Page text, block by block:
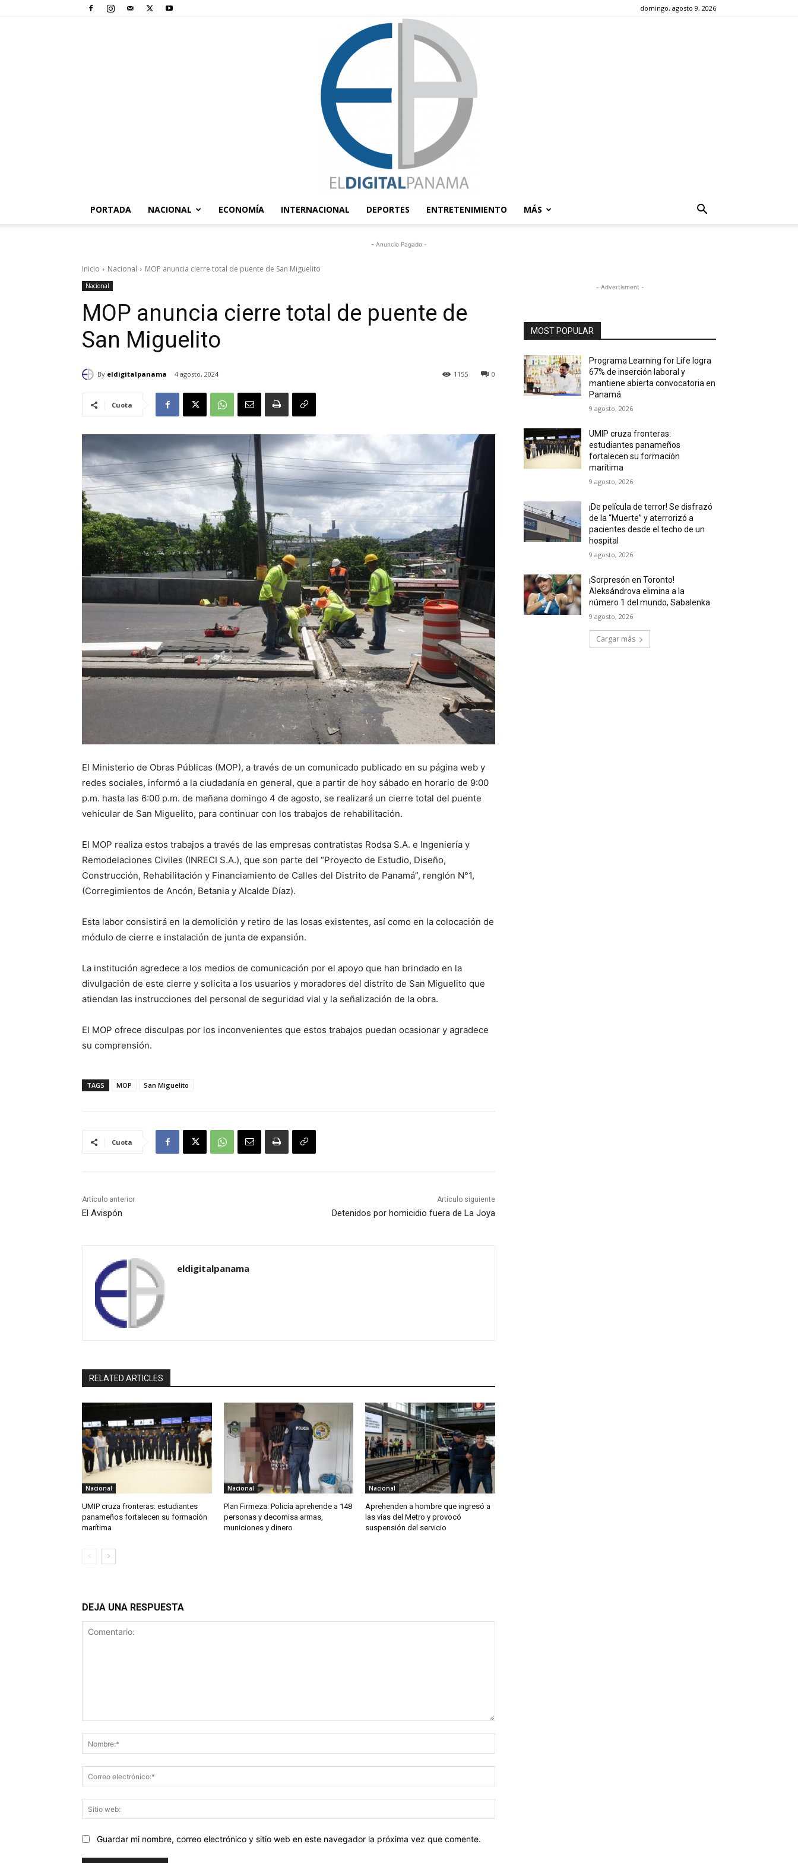
domingo, agosto 9, 2026
Digital
PORTADA NACIONAL ECONOMÍA INTERNACIONAL DEPORTES ENTRETENIMIENTO MÁS
- Anuncio Pagado -
Inicio Nacional MOP anuncia cierre total de puente de San Miguelito
Nacional
MOP anuncia cierre total de puente de
San Miguelito
By eldigitalpanama 4 agosto, 2024 0
1155
Cuota
El Ministerio de Obras Públicas (MOP), a través de un comunicado publicado en su página web y
redes sociales, informó a la ciudadanía en general, que a partir de hoy sábado en horario de 9:00
p.m. hasta las 6:00 p.m. de mañana domingo 4 de agosto, se realizará un cierre total del puente
vehicular de San Miguelito, para continuar con los trabajos de rehabilitación.
El MOP realiza estos trabajos a través de las empresas contratistas Rodsa S.A. e Ingeniería y
Remodelaciones Civiles (INRECI S.A.), que son parte del “Proyecto de Estudio, Diseño,
Construcción, Rehabilitación y Financiamiento de Calles del Distrito de Panamá”, renglón N°1,
(Corregimientos de Ancón, Betania y Alcalde Díaz).
Esta labor consistirá en la demolición y retiro de las losas existentes, así como en la colocación de
módulo de cierre e instalación de junta de expansión.
La institución agredece a los medios de comunicación por el apoyo que han brindado en la
divulgación de este cierre y solicita a los usuarios y moradores del distrito de San Miguelito que
atiendan las instrucciones del personal de seguridad vial y la señalización de la obra.
El MOP ofrece disculpas por los inconvenientes que estos trabajos puedan ocasionar y agradece
su comprensión.
TAGS MOP San Miguelito
Cuota
Artículo anterior
El Avispón
Artículo siguiente
Detenidos por homicidio fuera de La Joya
eldigitalpanama
RELATED ARTICLES
Nacional
UMIP cruza fronteras: estudiantes
panameños fortalecen su formación
marítima
Nacional
Plan Firmeza: Policía aprehende a 148
personas y decomisa armas,
municiones y dinero
Nacional
Aprehenden a hombre que ingresó a
las vías del Metro y provocó
suspensión del servicio
DEJA UNA RESPUESTA
electrónico:*
web:
Guardar mi nombre, correo electrónico y sitio web en este navegador la próxima vez que comente.
- Advertisment -
MOST POPULAR
Programa Learning for Life logra
67% de inserción laboral y
mantiene abierta convocatoria en
Panamá
9 agosto, 2026
UMIP cruza fronteras:
estudiantes panameños
fortalecen su formación
marítima
9 agosto, 2026
¡De película de terror! Se disfrazó
de la “Muerte” y aterrorizó a
pacientes desde el techo de un
hospital
9 agosto, 2026
¡Sorpresón en Toronto!
Aleksándrova elimina a la
número 1 del mundo, Sabalenka
9 agosto, 2026
Cargar más